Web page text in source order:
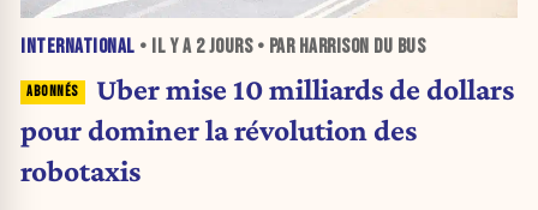
INTERNATIONAL • IL Y A 2 JOURS• PAR HARRISON DU BUS
Uber mise 10 milliards de dollars
pour dominer la révolution des
robotaxis